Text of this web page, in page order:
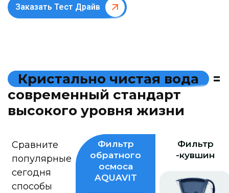
Заказать Тест Драйв
Кристально чистая вода
=
современный стандарт
высокого уровня жизни
Сравните
популярные
сегодня
способы
Фильтр
обратного
осмоса
AQUAVIT
Фильтр
-кувшин